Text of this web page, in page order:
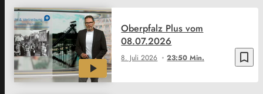
bookmark_border
8. Juli 2026 23:50 Min.
Oberpfalz Plus vom
08.07.2026